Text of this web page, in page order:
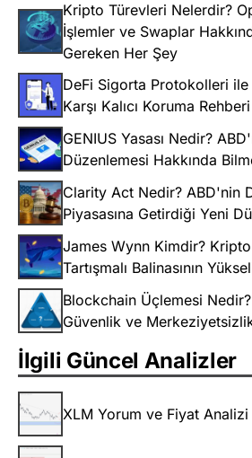
Kripto Türevleri Nelerdir?
İşlemler ve Swaplar
Gereken Her Şey
DeFi Sigorta Protokolleri
Karşı Kalıcı Koruma Rehberi
GENIUS Yasası Nedir?
Düzenlemesi Hakkında
Clarity Act Nedir? ABD'nin
Piyasasına Getirdiği Yeni
James Wynn Kimdir? Kripto
Tartışmalı Balinasının
Blockchain Üçlemesi
Güvenlik ve
İlgili Güncel Analizler
XLM Yorum ve Fiyat Analizi